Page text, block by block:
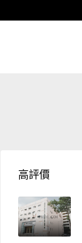
高評價